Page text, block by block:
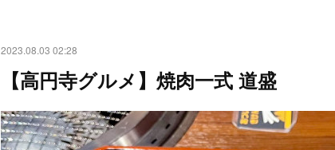
2023.08.03 02:28
【高円寺グルメ】焼肉一式 道盛